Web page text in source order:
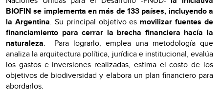
BIOFIN se implementa en más de 133 países, incluyendo a
la Argentina. Su principal objetivo es movilizar fuentes de
financiamiento para cerrar la brecha financiera hacía la
naturaleza. Para lograrlo, emplea una metodología que
analiza la arquitectura política, jurídica e institucional, evalúa
los gastos e inversiones realizadas, estima el costo de los
objetivos de biodiversidad y elabora un plan financiero para
abordarlos.